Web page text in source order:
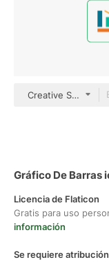
Creative Stall
Gráfico De Barras
Licencia de Flaticon
Gratis para uso
información
Se requiere atribución